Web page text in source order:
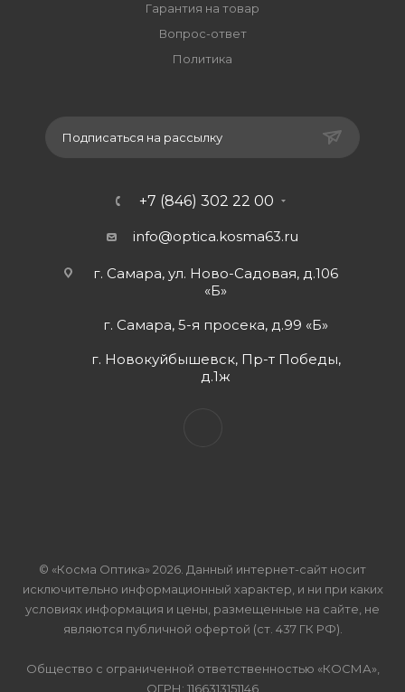
Гарантия на товар
Вопрос-ответ
Политика
Подписаться на рассылку
+7 (846) 302 22 00
info@optica.kosma63.ru
г. Самара, ул. Ново-Садовая, д.106
«Б»
г. Самара, 5-я просека, д.99 «Б»
г. Новокуйбышевск, Пр-т Победы,
д.1ж
© «Косма Оптика» 2026. Данный интернет-сайт носит
исключительно информационный характер, и ни при каких
условиях информация и цены, размещенные на сайте, не
являются публичной офертой (ст. 437 ГК РФ).
Общество с ограниченной ответственностью «КОСМА»,
ОГРН: 1166313151146